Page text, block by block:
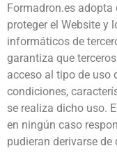
Formadron.es
proteger el Website y
informáticos de
garantiza que
acceso al tipo de uso
condiciones,
se realiza dicho uso.
en ningún caso
pudieran derivarse